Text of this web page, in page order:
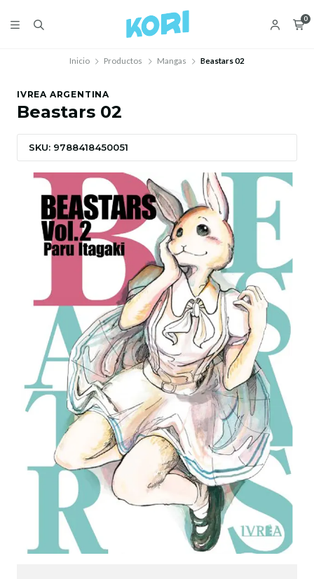
0
Inicio Productos Mangas Beastars 02
IVREA ARGENTINA
Beastars 02
SKU: 9788418450051